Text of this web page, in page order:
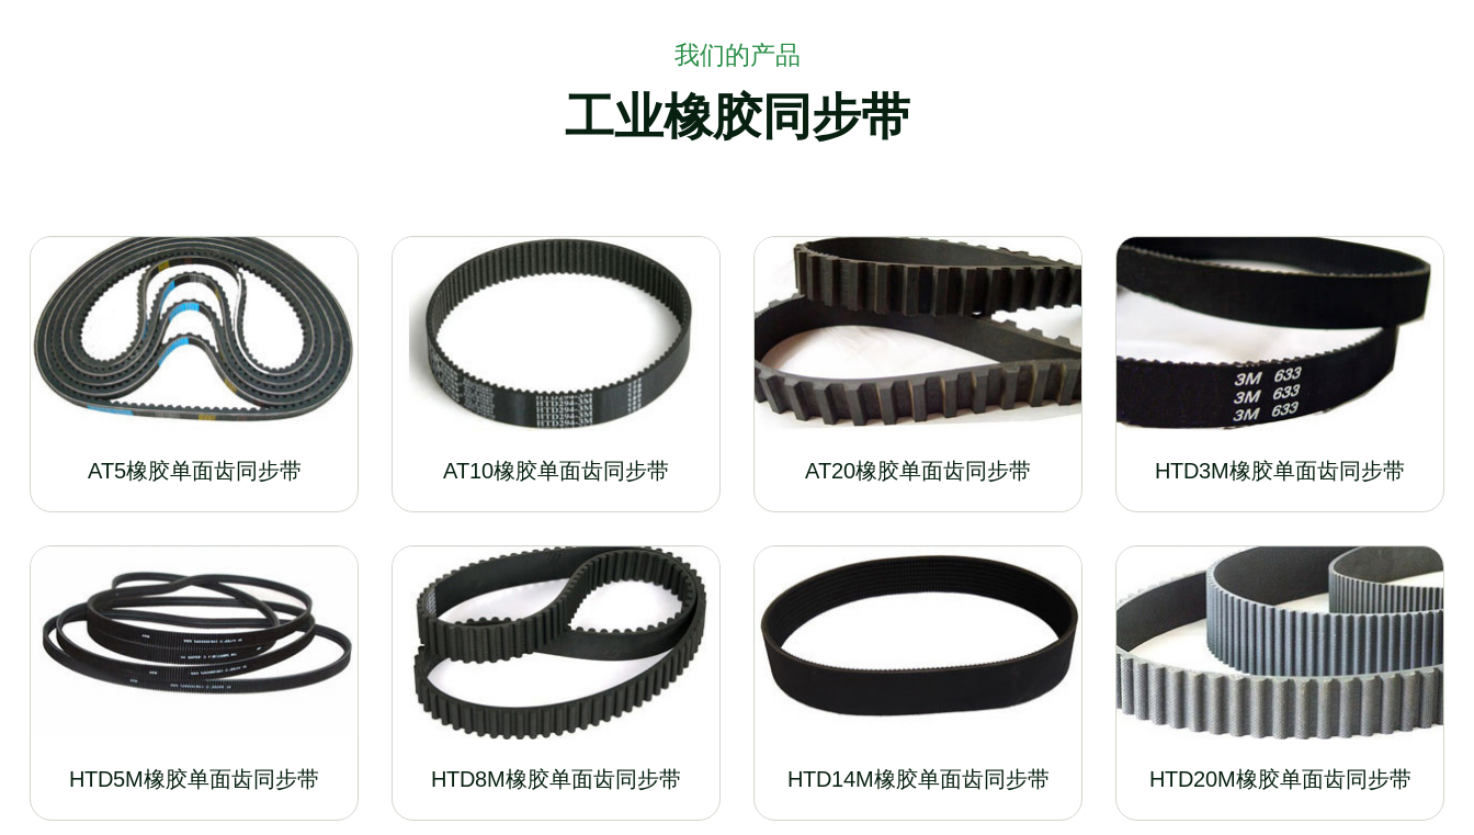
我们的产品
工业橡胶同步带
AT5橡胶单面齿同步带 AT10橡胶单面齿同步带 AT20橡胶单面齿同步带 HTD3M橡胶单面齿同步带
HTD5M橡胶单面齿同步带 HTD8M橡胶单面齿同步带 HTD14M橡胶单面齿同步带 HTD20M橡胶单面齿同步带